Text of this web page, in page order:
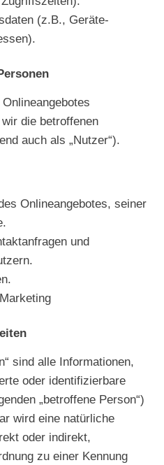
(z.B., Geräte-
die betroffenen
auch als „Nutzer“).
Onlineangebotes, seiner
und
sind alle Informationen,
oder identifizierbare
„betroffene Person“)
wird eine natürliche
oder indirekt,
zu einer Kennung